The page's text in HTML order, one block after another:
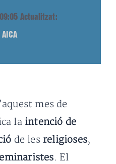
Actualitzat:
mes de
laintenció de
de les religioses,
. El